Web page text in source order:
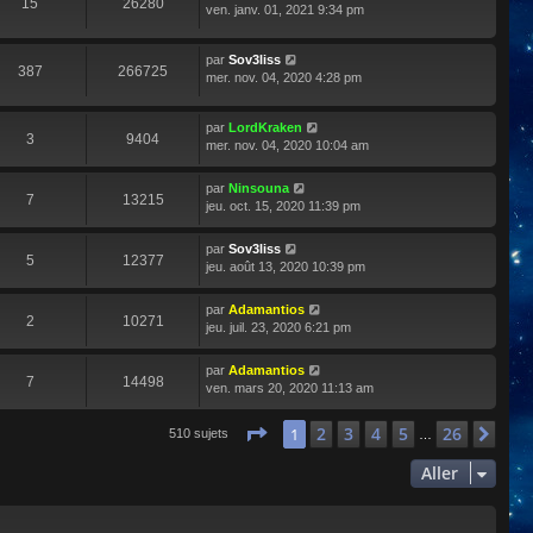
ven. janv. 01, 2021 9:34 pm
387 266725
par Sov3liss
mer. nov. 04, 2020 4:28 pm
3 9404
par LordKraken
mer. nov. 04, 2020 10:04 am
7 13215
par Ninsouna
jeu. oct. 15, 2020 11:39 pm
5 12377
par Sov3liss
jeu. août 13, 2020 10:39 pm
2 10271
par Adamantios
jeu. juil. 23, 2020 6:21 pm
7 14498
par Adamantios
ven. mars 20, 2020 11:13 am
510 sujets Page 1sur 26
1 2 3 4 5 26
Aller